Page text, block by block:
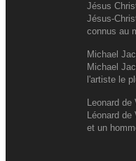
Jésus
Jésus-
connus au
Michael
Michael
l'artiste le
Leonard de
Léonard
et un